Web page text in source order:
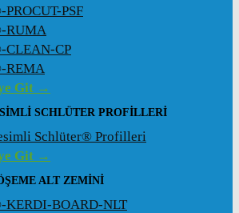
PSF
RUMA
CLEAN-CP
REMA
Git →
SCHLÜTER PROFILLERI
Schlüter® Profilleri
Git →
ALT ZEMINI
KERDI-BOARD-NLT